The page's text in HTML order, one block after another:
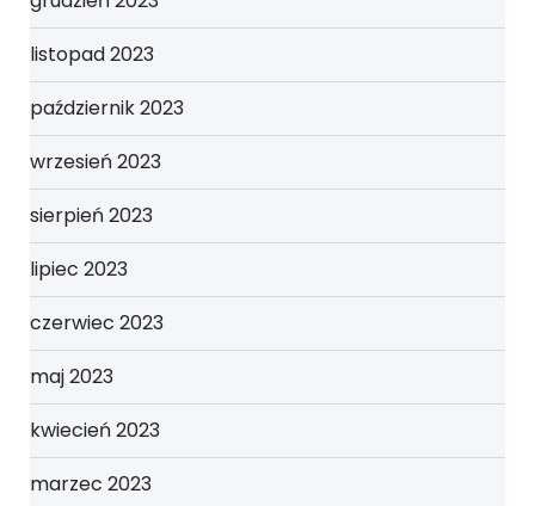
listopad 2023
październik 2023
wrzesień 2023
sierpień 2023
lipiec 2023
czerwiec 2023
maj 2023
kwiecień 2023
marzec 2023